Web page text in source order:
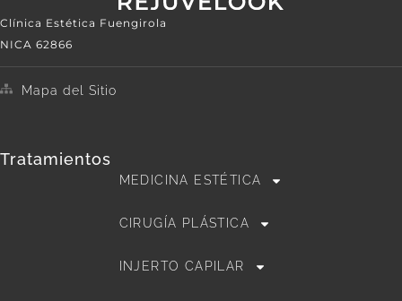
Clínica Estética Fuengirola
NICA 62866
Mapa del Sitio
Tratamientos
MEDICINA ESTÉTICA
CIRUGÍA PLÁSTICA
INJERTO CAPILAR